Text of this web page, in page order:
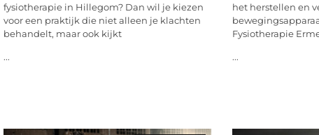
fysiotherapie in Hillegom? Dan wil je kiezen
voor een praktijk die niet alleen je klachten
behandelt, maar ook kijkt
...
het herstellen en
Fysiotherapie
...